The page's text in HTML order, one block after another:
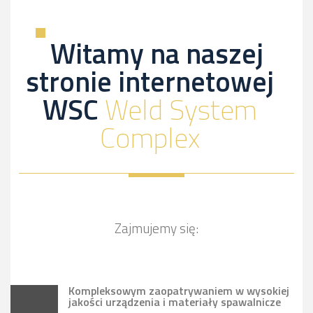
Witamy na naszej
stronie internetowej
WSCWeld System
Complex
Zajmujemy się:
Kompleksowym zaopatrywaniem w wysokiej
jakości urządzenia i materiały spawalnicze